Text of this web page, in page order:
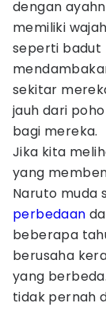
dengan
memiliki
seperti badut
sekitar
jauh dari
bagi mereka.
Jika kita
yang
Naruto muda
perbedaan
beberapa
berusaha
yang
tidak pernah